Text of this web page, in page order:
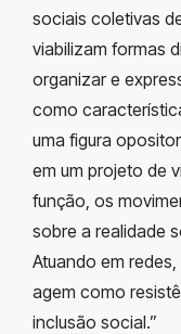
sociais coletivas
viabilizam formas
organizar e
como
uma figura
em um projeto de
função, os
sobre a realidade
Atuando em
agem como
inclusão social.”